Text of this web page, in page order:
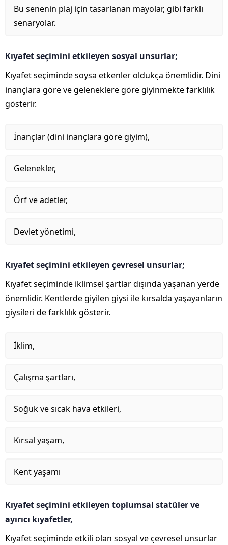
Bu senenin plaj için tasarlanan mayolar, gibi farklı
senaryolar.
Kıyafet seçimini etkileyen sosyal unsurlar;
Kıyafet seçiminde soysa etkenler oldukça önemlidir. Dini
inançlara göre ve geleneklere göre giyinmekte farklılık
gösterir.
İnançlar (dini inançlara göre giyim),
Gelenekler,
Örf ve adetler,
Devlet yönetimi,
Kıyafet seçimini etkileyen çevresel unsurlar;
Kıyafet seçiminde iklimsel şartlar dışında yaşanan yerde
önemlidir. Kentlerde giyilen giysi ile kırsalda yaşayanların
giysileri de farklılık gösterir.
İklim,
Çalışma şartları,
Soğuk ve sıcak hava etkileri,
Kırsal yaşam,
Kent yaşamı
Kıyafet seçimini etkileyen toplumsal statüler ve
ayırıcı kıyafetler,
Kıyafet seçiminde etkili olan sosyal ve çevresel unsurlar